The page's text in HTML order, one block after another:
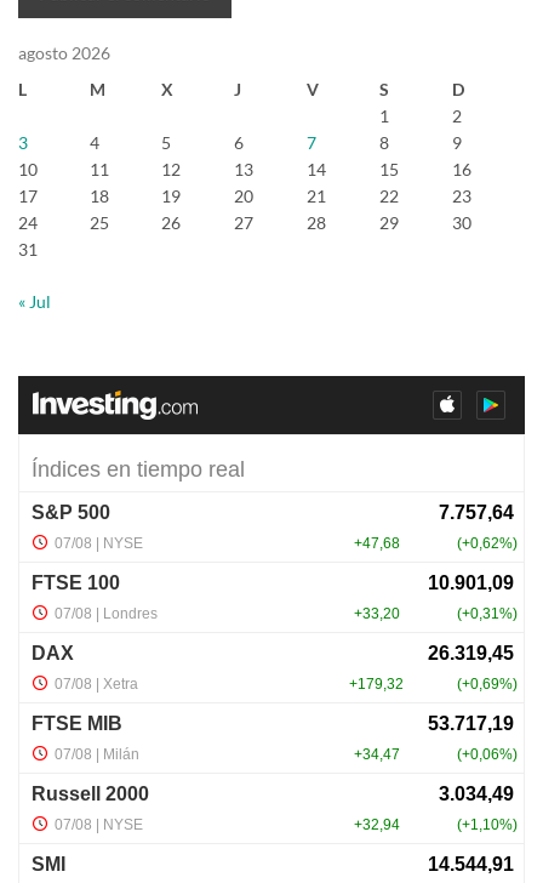
agosto 2026
L
M X J V S
D
1
2
3
4 5 6 7 8
9
10
11 12 13 14 15
16
17
18 19 20 21 22
23
24
25 26 27 28 29
30
31
« Jul